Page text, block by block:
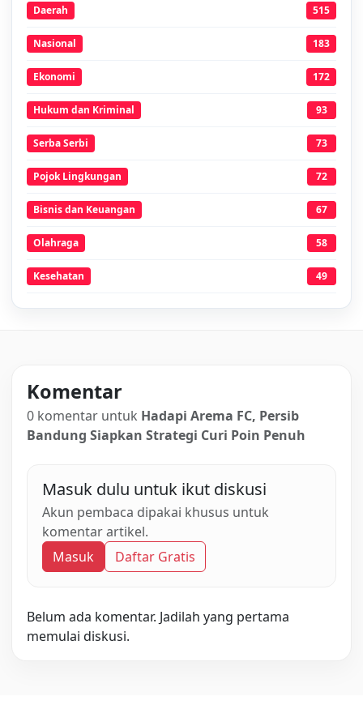
Daerah 515
Nasional 183
Ekonomi 172
Hukum dan Kriminal 93
Serba Serbi 73
Pojok Lingkungan 72
Bisnis dan Keuangan 67
Olahraga 58
Kesehatan 49
Komentar
0 komentar untuk Hadapi Arema FC, Persib
Bandung Siapkan Strategi Curi Poin Penuh
Masuk dulu untuk ikut diskusi
Akun pembaca dipakai khusus untuk
komentar artikel.
Masuk
Daftar Gratis
Belum ada komentar. Jadilah yang pertama
memulai diskusi.